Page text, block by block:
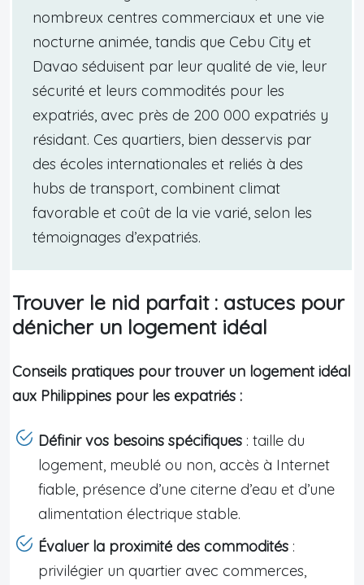
nombreux centres commerciaux et une vie
nocturne animée, tandis que Cebu City et
Davao séduisent par leur qualité de vie, leur
sécurité et leurs commodités pour les
expatriés, avec près de 200 000 expatriés y
résidant. Ces quartiers, bien desservis par
des écoles internationales et reliés à des
hubs de transport, combinent climat
favorable et coût de la vie varié, selon les
témoignages d’expatriés.
Trouver le nid parfait : astuces pour
dénicher un logement idéal
Conseils pratiques pour trouver un logement idéal
aux Philippines pour les expatriés :
Définir vos besoins spécifiques : taille du
logement, meublé ou non, accès à Internet
fiable, présence d’une citerne d’eau et d’une
alimentation électrique stable.
Évaluer la proximité des commodités :
privilégier un quartier avec commerces,